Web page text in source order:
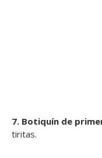
7. Botiquín de
tiritas.